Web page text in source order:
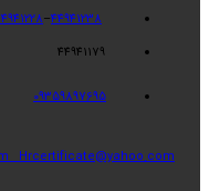
44941238
–
09359897695
Hrcertificate@yahoo.com